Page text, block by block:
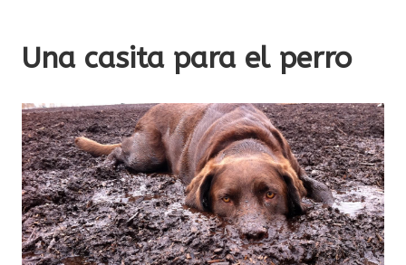
Una casita para el perro